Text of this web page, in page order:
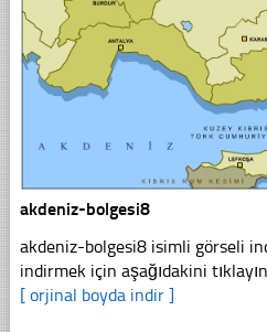
akdeniz-bolgesi8
akdeniz-bolgesi8 isimli görseli
indirmek için aşağıdakini
[ orjinal boyda indir ]